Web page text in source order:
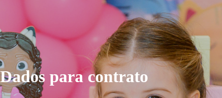
Dados para contrato